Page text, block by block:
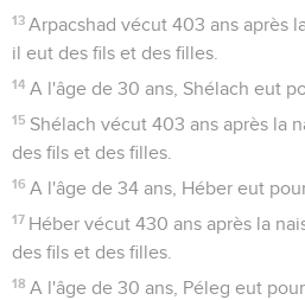
13 Arpacshad vécut 403 ans après
il eut des fils et des filles.
14 A l'âge de 30 ans, Shélach eut
15 Shélach vécut 403 ans après la
des fils et des filles.
16 A l'âge de 34 ans, Héber eut
17 Héber vécut 430 ans après la
des fils et des filles.
18 A l'âge de 30 ans, Péleg eut pour